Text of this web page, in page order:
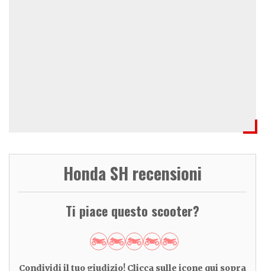
Honda SH recensioni
Ti piace questo scooter?
Condividi il tuo giudizio! Clicca sulle icone qui sopra